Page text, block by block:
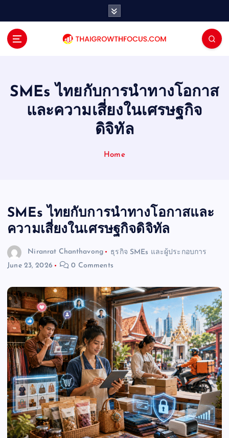
SMEs ไทยกับการนำทางโอกาส
และความเสี่ยงในเศรษฐกิจ
ดิจิทัล
Home
SMEs ไทยกับการนำทางโอกาสและ
ความเสี่ยงในเศรษฐกิจดิจิทัล
Niranrat Chanthavong
ธุรกิจ SMEs และผู้ประกอบการ
June 23, 2026
0 Comments